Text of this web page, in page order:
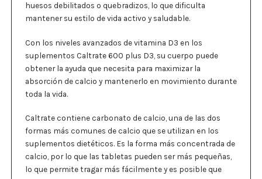
huesos debilitados o quebradizos, lo que dificulta
mantener su estilo de vida activo y saludable.
Con los niveles avanzados de vitamina D3 en los
suplementos Caltrate 600 plus D3, su cuerpo puede
obtener la ayuda que necesita para maximizar la
absorción de calcio y mantenerlo en movimiento durante
toda la vida.
Caltrate contiene carbonato de calcio, una de las dos
formas más comunes de calcio que se utilizan en los
suplementos dietéticos. Es la forma más concentrada de
calcio, por lo que las tabletas pueden ser más pequeñas,
lo que permite tragar más fácilmente y es posible que